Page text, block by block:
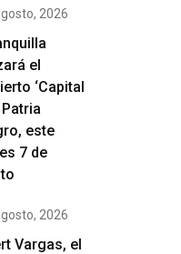
2026
el
‘Capital
este
7 de
2026
Vargas, el